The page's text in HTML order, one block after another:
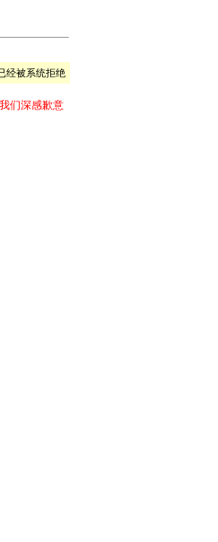
经被系统拒绝
们深感歉意